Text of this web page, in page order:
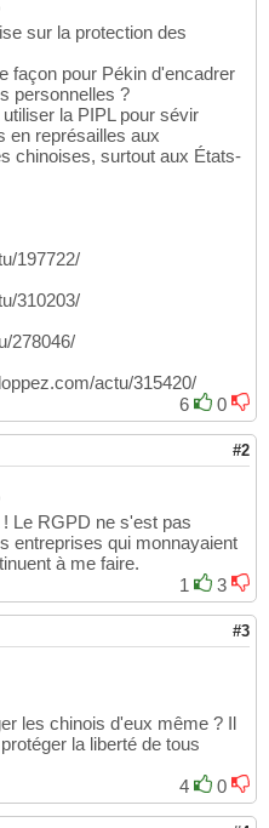
sur la protection des
façon pour Pékin d'encadrer
personnelles ?
la PIPL pour sévir
en représailles aux
chinoises, surtout aux États-
197722/
310203/
278046/
actu/315420/
6
0
#2
Le RGPD ne s'est pas
entreprises qui monnayaient
à me faire.
1
3
#3
les chinois d'eux même ? Il
la liberté de tous
4
0